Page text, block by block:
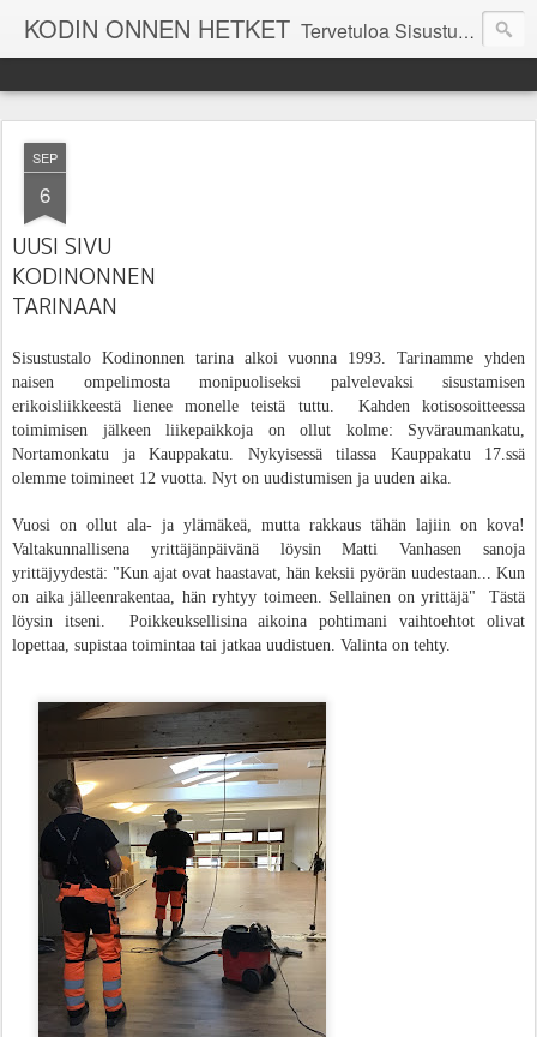
KODIN ONNEN HETKET Tervetuloa Sisustustalo Kodinonnen "kuulumisia Kodinonnesta" -sivuille. Näillä sivuilla kerromme ajankohtaisia asioita myymälämme tapahtumista. Toivottavasti viihdyt seurassamme!
SEP
6
UUSI SIVU
KODINONNEN
TARINAAN
Sisustustalo Kodinonnen tarina alkoi vuonna 1993. Tarinamme yhden
naisen ompelimosta monipuoliseksi palvelevaksi sisustamisen
erikoisliikkeestä lienee monelle teistä tuttu. Kahden kotisosoitteessa
toimimisen jälkeen liikepaikkoja on ollut kolme: Syväraumankatu,
Nortamonkatu ja Kauppakatu. Nykyisessä tilassa Kauppakatu 17.ssä
olemme toimineet 12 vuotta. Nyt on uudistumisen ja uuden aika.
Vuosi on ollut ala- ja ylämäkeä, mutta rakkaus tähän lajiin on kova!
Valtakunnallisena yrittäjänpäivänä löysin Matti Vanhasen sanoja
yrittäjyydestä: "Kun ajat ovat haastavat, hän keksii pyörän uudestaan... Kun
on aika jälleenrakentaa, hän ryhtyy toimeen. Sellainen on yrittäjä" Tästä
löysin itseni. Poikkeuksellisina aikoina pohtimani vaihtoehtot olivat
lopettaa, supistaa toimintaa tai jatkaa uudistuen. Valinta on tehty.